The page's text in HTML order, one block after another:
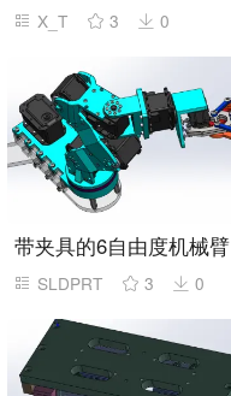
X_T 3 0
带夹具的6自由度机械臂
SLDPRT 3 0